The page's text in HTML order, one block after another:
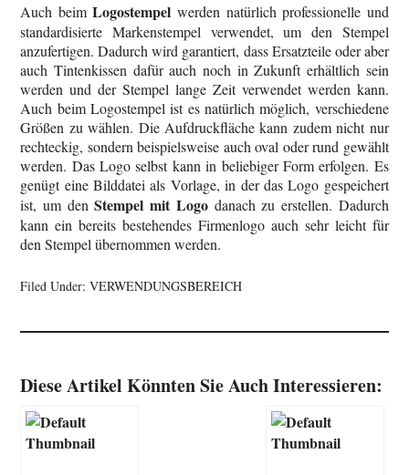
Auch beimLogostempelwerden natürlich professionelle und
standardisierte Markenstempel verwendet, um den Stempel
anzufertigen. Dadurch wird garantiert, dass Ersatzteile oder aber
auch Tintenkissen dafür auch noch in Zukunft erhältlich sein
werden und der Stempel lange Zeit verwendet werden kann.
Auch beim Logostempel ist es natürlich möglich, verschiedene
Größen zu wählen. Die Aufdruckfläche kann zudem nicht nur
rechteckig, sondern beispielsweise auch oval oder rund gewählt
werden. Das Logo selbst kann in beliebiger Form erfolgen. Es
genügt eine Bilddatei als Vorlage, in der das Logo gespeichert
ist, um denStempel mit Logodanach zu erstellen. Dadurch
kann ein bereits bestehendes Firmenlogo auch sehr leicht für
den Stempel übernommen werden.
Filed Under:VERWENDUNGSBEREICH
Diese Artikel Könnten Sie Auch Interessieren: